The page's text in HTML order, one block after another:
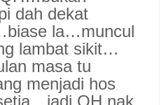
dah dekat
la…muncul
lambat sikit…
masa tu
menjadi hos
QH nak